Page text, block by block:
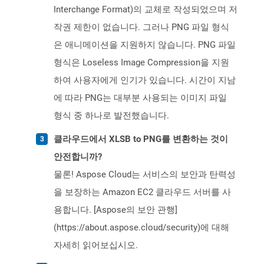
Interchange Format)의 교체로 작성되었으며 저
작권 제한이 없습니다. 그러나 PNG 파일 형식
은 애니메이션을 지원하지 않습니다. PNG 파일
형식은 Loseless Image Compression을 지원
하여 사용자에게 인기가 있습니다. 시간이 지남
에 따라 PNG는 대부분 사용되는 이미지 파일
형식 중 하나로 발전했습니다.
클라우드에서 XLSB to PNG를 변환하는 것이
안전합니까?
물론! Aspose Cloud는 서비스의 보안과 탄력성
을 보장하는 Amazon EC2 클라우드 서버를 사
용합니다. [Aspose의 보안 관행]
(https://about.aspose.cloud/security)에 대해
자세히 읽어보십시오.